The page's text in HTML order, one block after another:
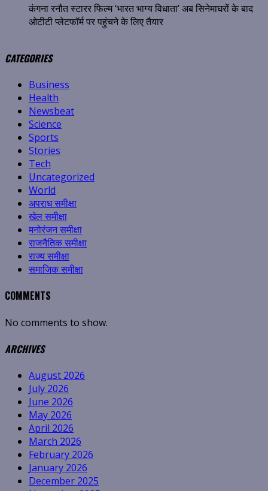
कंगना रनौत स्टारर फिल्म ‘भारत भाग्य विधाता’ अब सिनेमाघरों के बाद
ओटीटी प्लेटफॉर्म पर पहुंचने के लिए तैयार
CATEGORIES
Business
Health
Newsbeat
Science
Sports
Stories
Tech
Uncategorized
World
अपराध समीक्षा
खेल समीक्षा
मनोरंजन समीक्षा
राजनैतिक समीक्षा
राज्य समीक्षा
समाजिक समीक्षा
COMMENTS
No comments to show.
ARCHIVES
August 2026
July 2026
June 2026
May 2026
April 2026
March 2026
February 2026
January 2026
December 2025